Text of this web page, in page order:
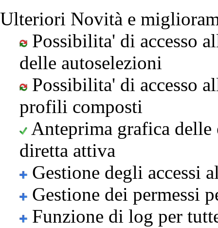
Ulteriori Novità e
Possibilita' di accesso
delle autoselezioni
Possibilita' di accesso
profili composti
Anteprima grafica delle
diretta attiva
Gestione degli accessi
Gestione dei permessi
Funzione di log per